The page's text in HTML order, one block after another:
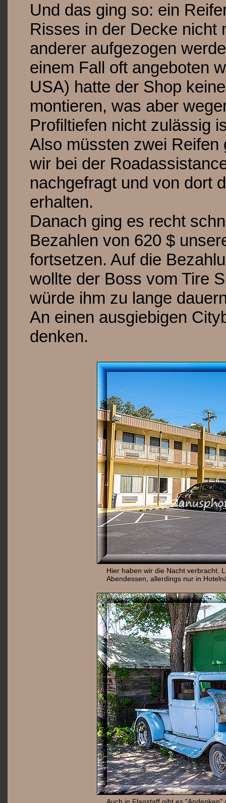
Und das ging so: ein
Risses in der Decke nicht
anderer aufgezogen
einem Fall oft angeboten
USA) hatte der Shop
montieren, was aber
Profiltiefen nicht zulässig
Also müssten zwei
wir bei der
nachgefragt und von dort
erhalten.
Danach ging es recht
Bezahlen von 620 $
fortsetzen. Auf die
wollte der Boss vom Tire
würde ihm zu lange
An einen ausgiebigen
denken.
Hier haben wir die Nacht verbracht.
Abendessen, allerdings nur in